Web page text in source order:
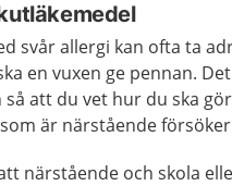
svår allergi kan ofta ta
en vuxen ge pennan.
att du vet hur du ska
är närstående
närstående och skola